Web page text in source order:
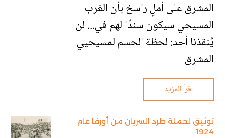
المشرق على أملٍ راسخ بأن الغرب
المسيحي سيكون سندًا لهم في... لن
يُنقذنا أحد: لحظة الحسم لمسيحيي
المشرق
اقرأ المزيد
توثيق لحملة طرد السريان من أورفا عام
1924